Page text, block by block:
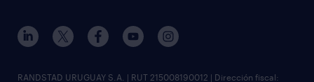
visión y misión
sala de prensa
gobierno corporativo
RANDSTAD URUGUAY S.A. | RUT 215008190012 | Dirección fiscal: